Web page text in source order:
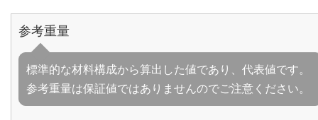
参考重量
標準的な材料構成から算出した値であり、代表値です。
参考重量は保証値ではありませんのでご注意ください。